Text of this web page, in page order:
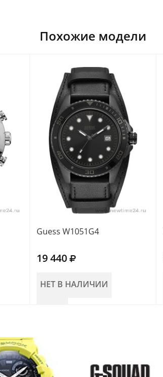
Похожие модели
Guess W1051G4
19 440
НЕТ В НАЛИЧИИ